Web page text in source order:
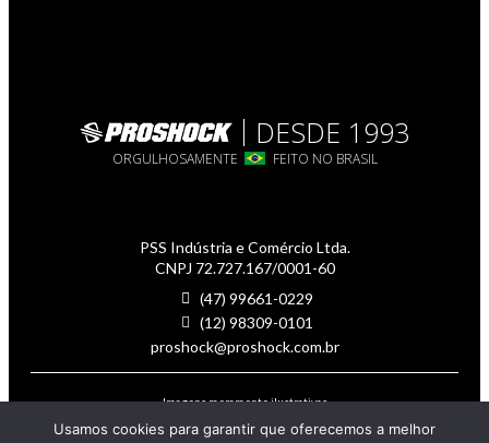
DESDE 1993
ORGULHOSAMENTE FEITO NO BRASIL
PSS Indústria e Comércio Ltda.
CNPJ 72.727.167/0001-60
(47) 99661-0229
(12) 98309-0101
proshock@proshock.com.br
Imagens meramente ilustrativas
© PROSHOCK 2025 - Todos os direitos reservados.
Usamos cookies para garantir que oferecemos a melhor